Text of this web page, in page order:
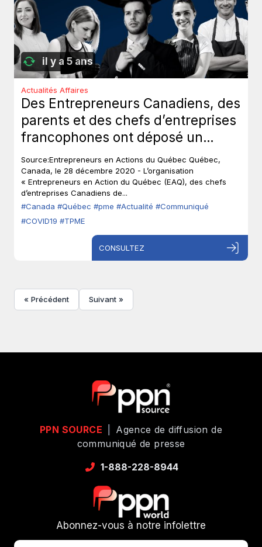
il y a 5 ans
Actualités Affaires
Des Entrepreneurs Canadiens, des
parents et des chefs d’entreprises
francophones ont déposé un
recours contre le gouvernement
du Québec.
Source:Entrepreneurs en Actions du Québec Québec,
Canada, le 28 décembre 2020 - L’organisation
« Entrepreneurs en Action du Québec (EAQ), des chefs
d’entreprises Canadiens de...
#Canada #Québec #pme #Actualité #Communiqué
#COVID19 #TPME
CONSULTEZ
« Précédent Suivant »
PPN SOURCE
Agence de diffusion de
communiqué de presse
1-888-228-8944
Abonnez-vous à notre infolettre